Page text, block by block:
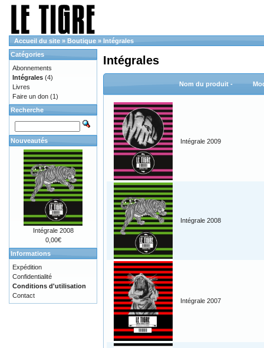
Accueil du site » Boutique » Intégrales
Intégrales
Nom du produit -
Intégrale 2009
Intégrale 2008
Intégrale 2007
Catégories
Abonnements
Intégrales (4)
Livres
Faire un don (1)
Recherche
Nouveautés
Intégrale 2008
0,00€
Informations
Expédition
Confidentialité
Conditions d'utilisation
Contact